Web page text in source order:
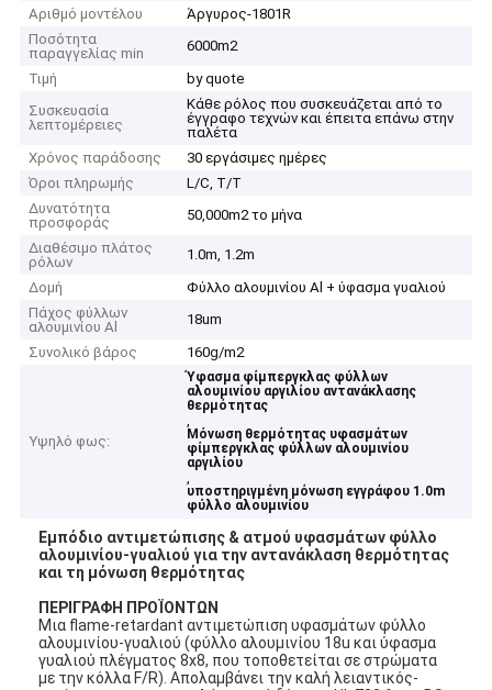
Αριθμό μοντέλου
Άργυρος-1801R
Ποσότητα
παραγγελίας min
6000m2
Τιμή
by quote
Συσκευασία
λεπτομέρειες
Κάθε ρόλος που συσκευάζεται από το
έγγραφο τεχνών και έπειτα επάνω στην
παλέτα
Χρόνος παράδοσης
30 εργάσιμες ημέρες
Όροι πληρωμής
L/C, T/T
Δυνατότητα
προσφοράς
50,000m2 το μήνα
Διαθέσιμο πλάτος
ρόλων
1.0m, 1.2m
Δομή
Φύλλο αλουμινίου Al + ύφασμα γυαλιού
Πάχος φύλλων
αλουμινίου Al
18um
Συνολικό βάρος
160g/m2
Υψηλό φως:
Ύφασμα φίμπεργκλας φύλλων
αλουμινίου αργιλίου αντανάκλασης
θερμότητας
,
Μόνωση θερμότητας υφασμάτων
φίμπεργκλας φύλλων αλουμινίου
αργιλίου
,
υποστηριγμένη μόνωση εγγράφου 1.0m
φύλλο αλουμινίου
Εμπόδιο αντιμετώπισης & ατμού υφασμάτων φύλλο
αλουμινίου-γυαλιού για την αντανάκλαση θερμότητας
και τη μόνωση θερμότητας
ΠΕΡΙΓΡΑΦΗ ΠΡΟΪΟΝΤΩΝ
Μια flame-retardant αντιμετώπιση υφασμάτων φύλλο
αλουμινίου-γυαλιού (φύλλο αλουμινίου 18u και ύφασμα
γυαλιού πλέγματος 8x8, που τοποθετείται σε στρώματα
με την κόλλα F/R). Απολαμβάνει την καλή λειαντικός-